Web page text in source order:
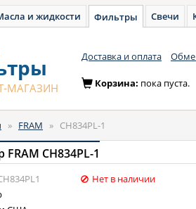
и жидкости Фильтры Свечи
МАГАЗИН
Доставка и оплата
Корзина: пока пуста.
» FRAM » CH834PL-1
CH834PL-1
Нет в наличии